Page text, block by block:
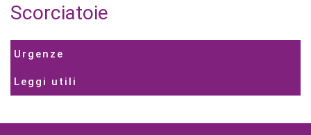
Scorciatoie
Urgenze
Leggi utili